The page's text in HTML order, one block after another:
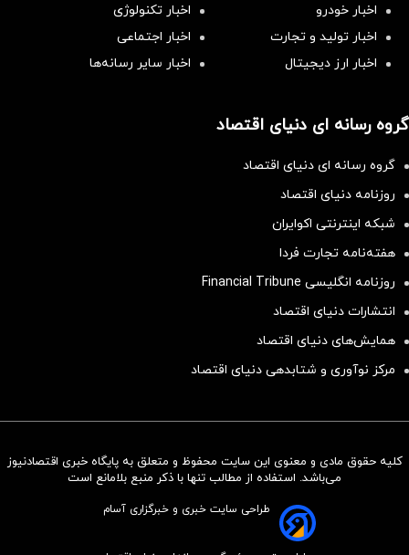
سرمایه‌گذاری همسنگ با شاخص
اخبار خودرو
اخبار تکنولوژی
اخبار تولید و تجارت
اخبار اجتماعی
اخبار ارز دیجیتال
اخبار سایر رسانه‌‌ها
گروه رسانه ای دنیای اقتصاد
گروه رسانه ای دنیای اقتصاد
روزنامه دنیای اقتصاد
شبکه اینترنتی اکوایران
هفته‌نامه تجارت فردا
روزنامه انگلیسی Financial Tribune
انتشارات دنیای اقتصاد
همایش‌های دنیای اقتصاد
مرکز نوآوری و شتابدهی دنیای اقتصاد
کلیه حقوق مادی و معنوی این سایت محفوظ و متعلق به پایگاه خبری اقتصادنیوز
می‌باشد. استفاده از مطالب تنها با ذکر منبع بلامانع است
طراحی سایت خبری و خبرگزاری آسام